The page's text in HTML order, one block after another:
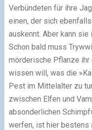
Verbündeten für ihre
einen, der sich
auskennt. Aber kann
Schon bald muss
mörderische Pflanze
wissen will, was die
Pest im Mittelalter zu
zwischen Elfen und
absonderlichen
werfen, ist hier bestens